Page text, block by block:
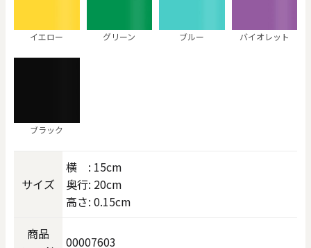
イエロー グリーン ブルー バイオレット
ブラック
サイズ
横 : 15cm
奥行: 20cm
高さ: 0.15cm
商品
00007603